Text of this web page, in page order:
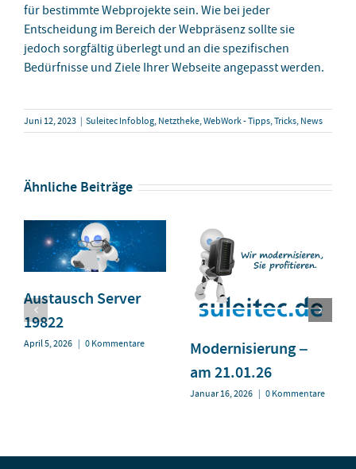
für bestimmte Webprojekte sein. Wie bei jeder
Entscheidung im Bereich der Webpräsenz sollte sie
jedoch sorgfältig überlegt und an die spezifischen
Bedürfnisse und Ziele Ihrer Webseite angepasst werden.
Juni 12, 2023 | Suleitec Infoblog,Netztheke,WebWork - Tipps, Tricks, News
Ähnliche Beiträge
Austausch Server
19822
April 5, 2026 | 0 Kommentare
Modernisierung –
am 21.01.26
Januar 16, 2026 | 0 Kommentare